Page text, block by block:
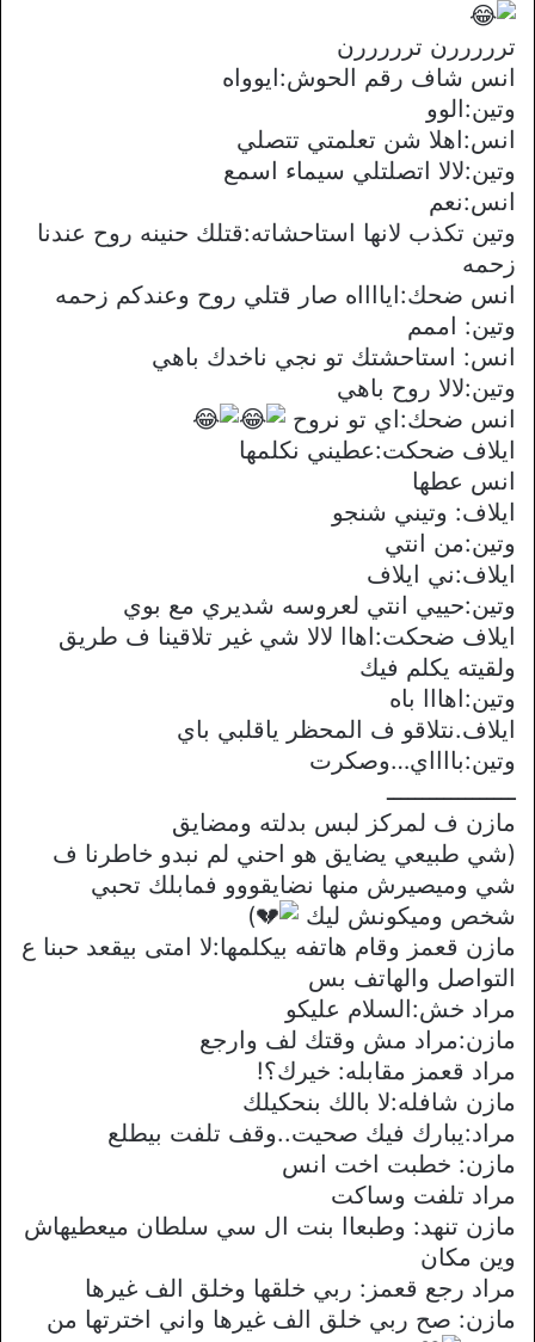
ترررررن ترررررن
انس شاف رقم الحوش:ايوواه
وتين:الوو
انس:اهلا شن تعلمتي تتصلي
وتين:لالا اتصلتلي سيماء اسمع
انس:نعم
وتين تكذب لانها استاحشاته:قتلك حنينه روح عندنا
زحمه
انس ضحك:ايااااه صار قتلي روح وعندكم زحمه
وتين: اممم
انس: استاحشتك تو نجي ناخدك باهي
وتين:لالا روح باهي
انس ضحك:اي تو نروح
ايلاف ضحكت:عطيني نكلمها
انس عطها
ايلاف: وتيني شنجو
وتين:من انتي
ايلاف:ني ايلاف
وتين:حييي انتي لعروسه شديري مع بوي
ايلاف ضحكت:اهاا لالا شي غير تلاقينا ف طريق
ولقيته يكلم فيك
وتين:اهااا باه
ايلاف.نتلاقو ف المحظر ياقلبي باي
وتين:بااااي…وصكرت
ــــــــــــــــــ
مازن ف لمركز لبس بدلته ومضايق
(شي طبيعي يضايق هو احني لم نبدو خاطرنا ف
شي وميصيرش منها نضايقووو فمابلك تحبي
شخص وميكونش ليك
)
مازن قعمز وقام هاتفه بيكلمها:لا امتى بيقعد حبنا ع
التواصل والهاتف بس
مراد خش:السلام عليكو
مازن:مراد مش وقتك لف وارجع
مراد قعمز مقابله: خيرك؟!
مازن شافله:لا بالك بنحكيلك
مراد:يبارك فيك صحيت..وقف تلفت بيطلع
مازن: خطبت اخت انس
مراد تلفت وساكت
مازن تنهد: وطبعاا بنت ال سي سلطان ميعطيهاش
وين مكان
مراد رجع قعمز: ربي خلقها وخلق الف غيرها
مازن: صح ربي خلق الف غيرها واني اخترتها من